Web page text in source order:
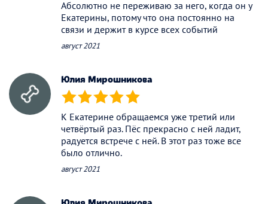
Абсолютно не переживаю за него, когда он у
Екатерины, потому что она постоянно на
связи и держит в курсе всех событий
август 2021
Юлия Мирошникова
(*) (*) (*) (*) (*)
К Екатерине обращаемся уже третий или
четвёртый раз. Пёс прекрасно с ней ладит,
радуется встрече с ней. В этот раз тоже все
было отлично.
август 2021